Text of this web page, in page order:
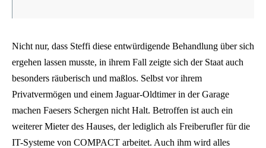
Nicht nur, dass Steffi diese entwürdigende Behandlung über sich
ergehen lassen musste, in ihrem Fall zeigte sich der Staat auch
besonders räuberisch und maßlos. Selbst vor ihrem
Privatvermögen und einem Jaguar-Oldtimer in der Garage
machen Faesers Schergen nicht Halt. Betroffen ist auch ein
weiterer Mieter des Hauses, der lediglich als Freiberufler für die
IT-Systeme von COMPACT arbeitet. Auch ihm wird alles